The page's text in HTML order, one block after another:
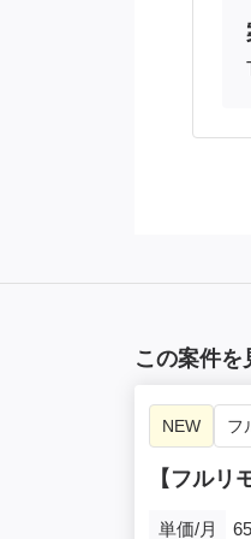
この案件を
NEW フ
【フル
単価/月